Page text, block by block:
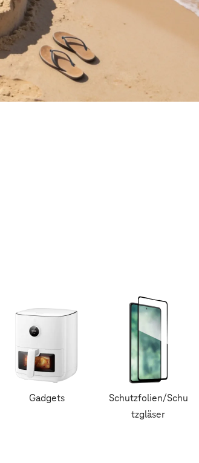
Gadgets
Schutzfolien/Schu
tzgläser